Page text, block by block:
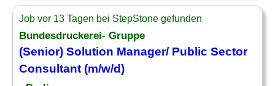
Job vor 13 Tagen bei StepStone gefunden
Bundesdruckerei- Gruppe
(Senior) Solution Manager/ Public Sector
Consultant (m/w/d)